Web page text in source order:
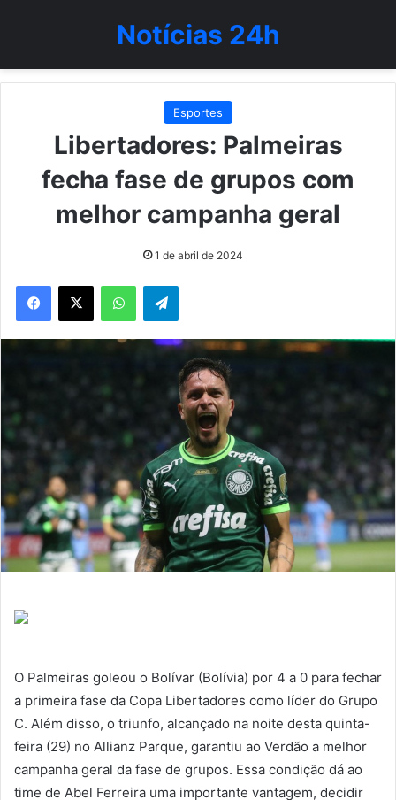
Notícias 24h
Esportes
Libertadores: Palmeiras
fecha fase de grupos com
melhor campanha geral
1 de abril de 2024
WhatsAppTelegram
O Palmeiras goleou o Bolívar (Bolívia) por 4 a 0 para fechar
a primeira fase da Copa Libertadores como líder do Grupo
C. Além disso, o triunfo, alcançado na noite desta quinta-
feira (29) no Allianz Parque, garantiu ao Verdão a melhor
campanha geral da fase de grupos. Essa condição dá ao
time de Abel Ferreira uma importante vantagem, decidir